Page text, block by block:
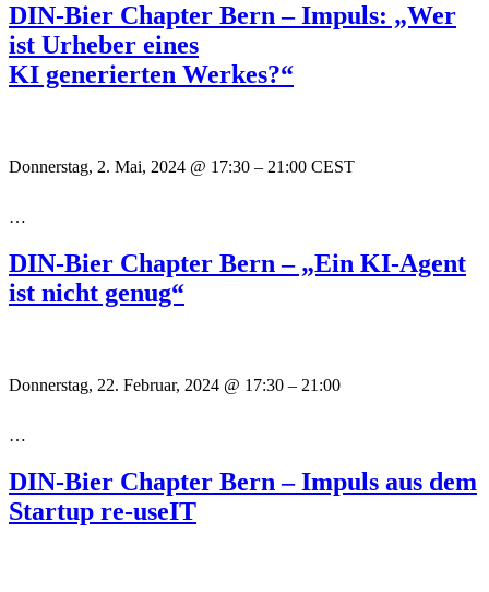
DIN-Bier Chapter Bern – Impuls: „Wer
ist Urheber eines
KI generierten Werkes?“
Donnerstag, 2. Mai, 2024 @ 17:30 – 21:00 CEST
…
DIN-Bier Chapter Bern – „Ein KI-Agent
ist nicht genug“
Donnerstag, 22. Februar, 2024 @ 17:30 – 21:00
…
DIN-Bier Chapter Bern – Impuls aus dem
Startup re-useIT